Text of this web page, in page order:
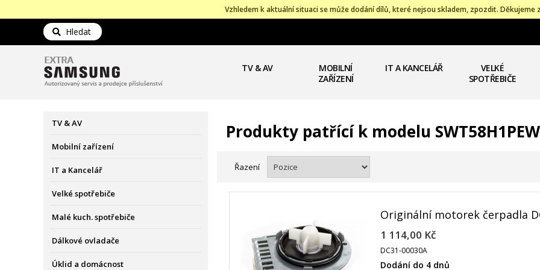
Vzhledem k aktuální situaci se může dodání dílů, které nejsou skladem, zpozdit. Děkujeme
Hledat
TV & AV
MOBILNÍ
ZAŘÍZENÍ
IT A KANCELÁŘ
VELKÉ
SPOTŘEBIČE
TV & AV
Mobilní zařízení
IT a Kancelář
Velké spotřebiče
Malé kuch. spotřebiče
Dálkové ovladače
Úklid a domácnost
Produkty patřící k modelu
Řazení
Originální motorek čerpadla
1 114,00 Kč
DC31-00030A
Dodání do 4 dnů